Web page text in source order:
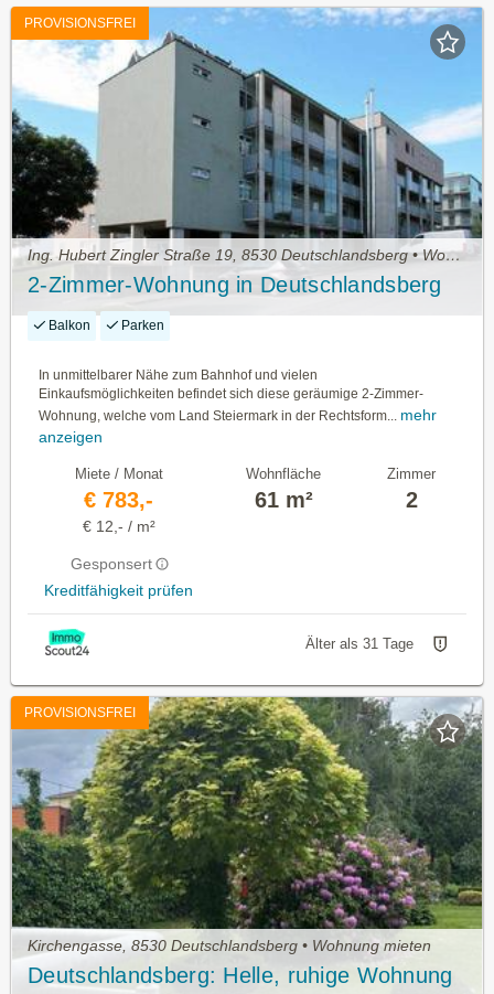
PROVISIONSFREI
Ing. Hubert Zingler Straße 19, 8530 Deutschlandsberg • Wohnung mieten
2-Zimmer-Wohnung in Deutschlandsberg
Balkon Parken
In unmittelbarer Nähe zum Bahnhof und vielen
Einkaufsmöglichkeiten befindet sich diese geräumige 2-Zimmer-
Wohnung, welche vom Land Steiermark in der Rechtsform... mehr
anzeigen
Miete / Monat
€ 783,-
€ 12,- / m²
Gesponsert
Kreditfähigkeit prüfen
Wohnfläche
61 m²
Zimmer
2
Älter als 31 Tage
PROVISIONSFREI
Kirchengasse, 8530 Deutschlandsberg • Wohnung mieten
Deutschlandsberg: Helle, ruhige Wohnung